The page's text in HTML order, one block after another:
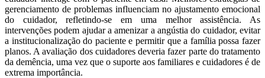
gerenciamento de problemas influenciam no ajustamento emocional
do cuidador, refletindo-se em uma melhor assistência. As
intervenções podem ajudar a amenizar a angústia do cuidador, evitar
a institucionalização do paciente e permitir que a família possa fazer
planos. A avaliação dos cuidadores deveria fazer parte do tratamento
da demência, uma vez que o suporte aos familiares e cuidadores é de
extrema importância.